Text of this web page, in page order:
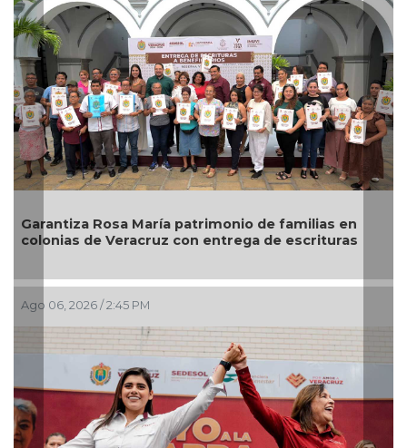
Garantiza Rosa María patrimonio de familias en
colonias de Veracruz con entrega de escrituras
Ago 06, 2026 / 2:45 PM